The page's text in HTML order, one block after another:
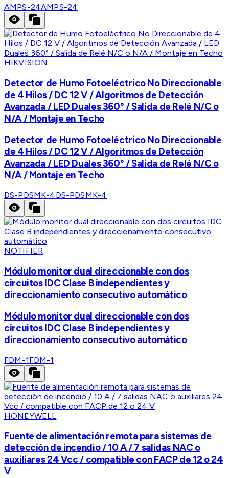
AMPS-24AMPS-24
HIKVISION
Detector de Humo Fotoeléctrico No Direccionable
de 4 Hilos / DC 12 V / Algoritmos de Detección
Avanzada / LED Duales 360° / Salida de Relé N/C o
N/A / Montaje en Techo
Detector de Humo Fotoeléctrico No Direccionable
de 4 Hilos / DC 12 V / Algoritmos de Detección
Avanzada / LED Duales 360° / Salida de Relé N/C o
N/A / Montaje en Techo
DS-PDSMK-4DS-PDSMK-4
NOTIFIER
Módulo monitor dual direccionable con dos
circuitos IDC Clase B independientes y
direccionamiento consecutivo automático
Módulo monitor dual direccionable con dos
circuitos IDC Clase B independientes y
direccionamiento consecutivo automático
FDM-1FDM-1
HONEYWELL
Fuente de alimentación remota para sistemas de
detección de incendio / 10 A / 7 salidas NAC o
auxiliares 24 Vcc / compatible con FACP de 12 o 24
V